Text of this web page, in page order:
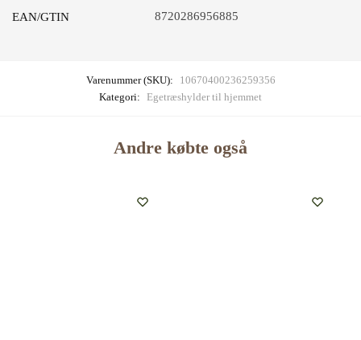
EAN/GTIN 8720286956885
Varenummer (SKU):
10670400236259356
Kategori: Egetræshylder til hjemmet
Andre købte også